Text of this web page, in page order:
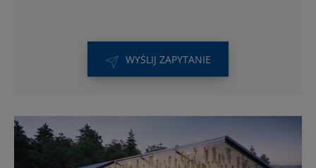
WYŚLIJ ZAPYTANIE